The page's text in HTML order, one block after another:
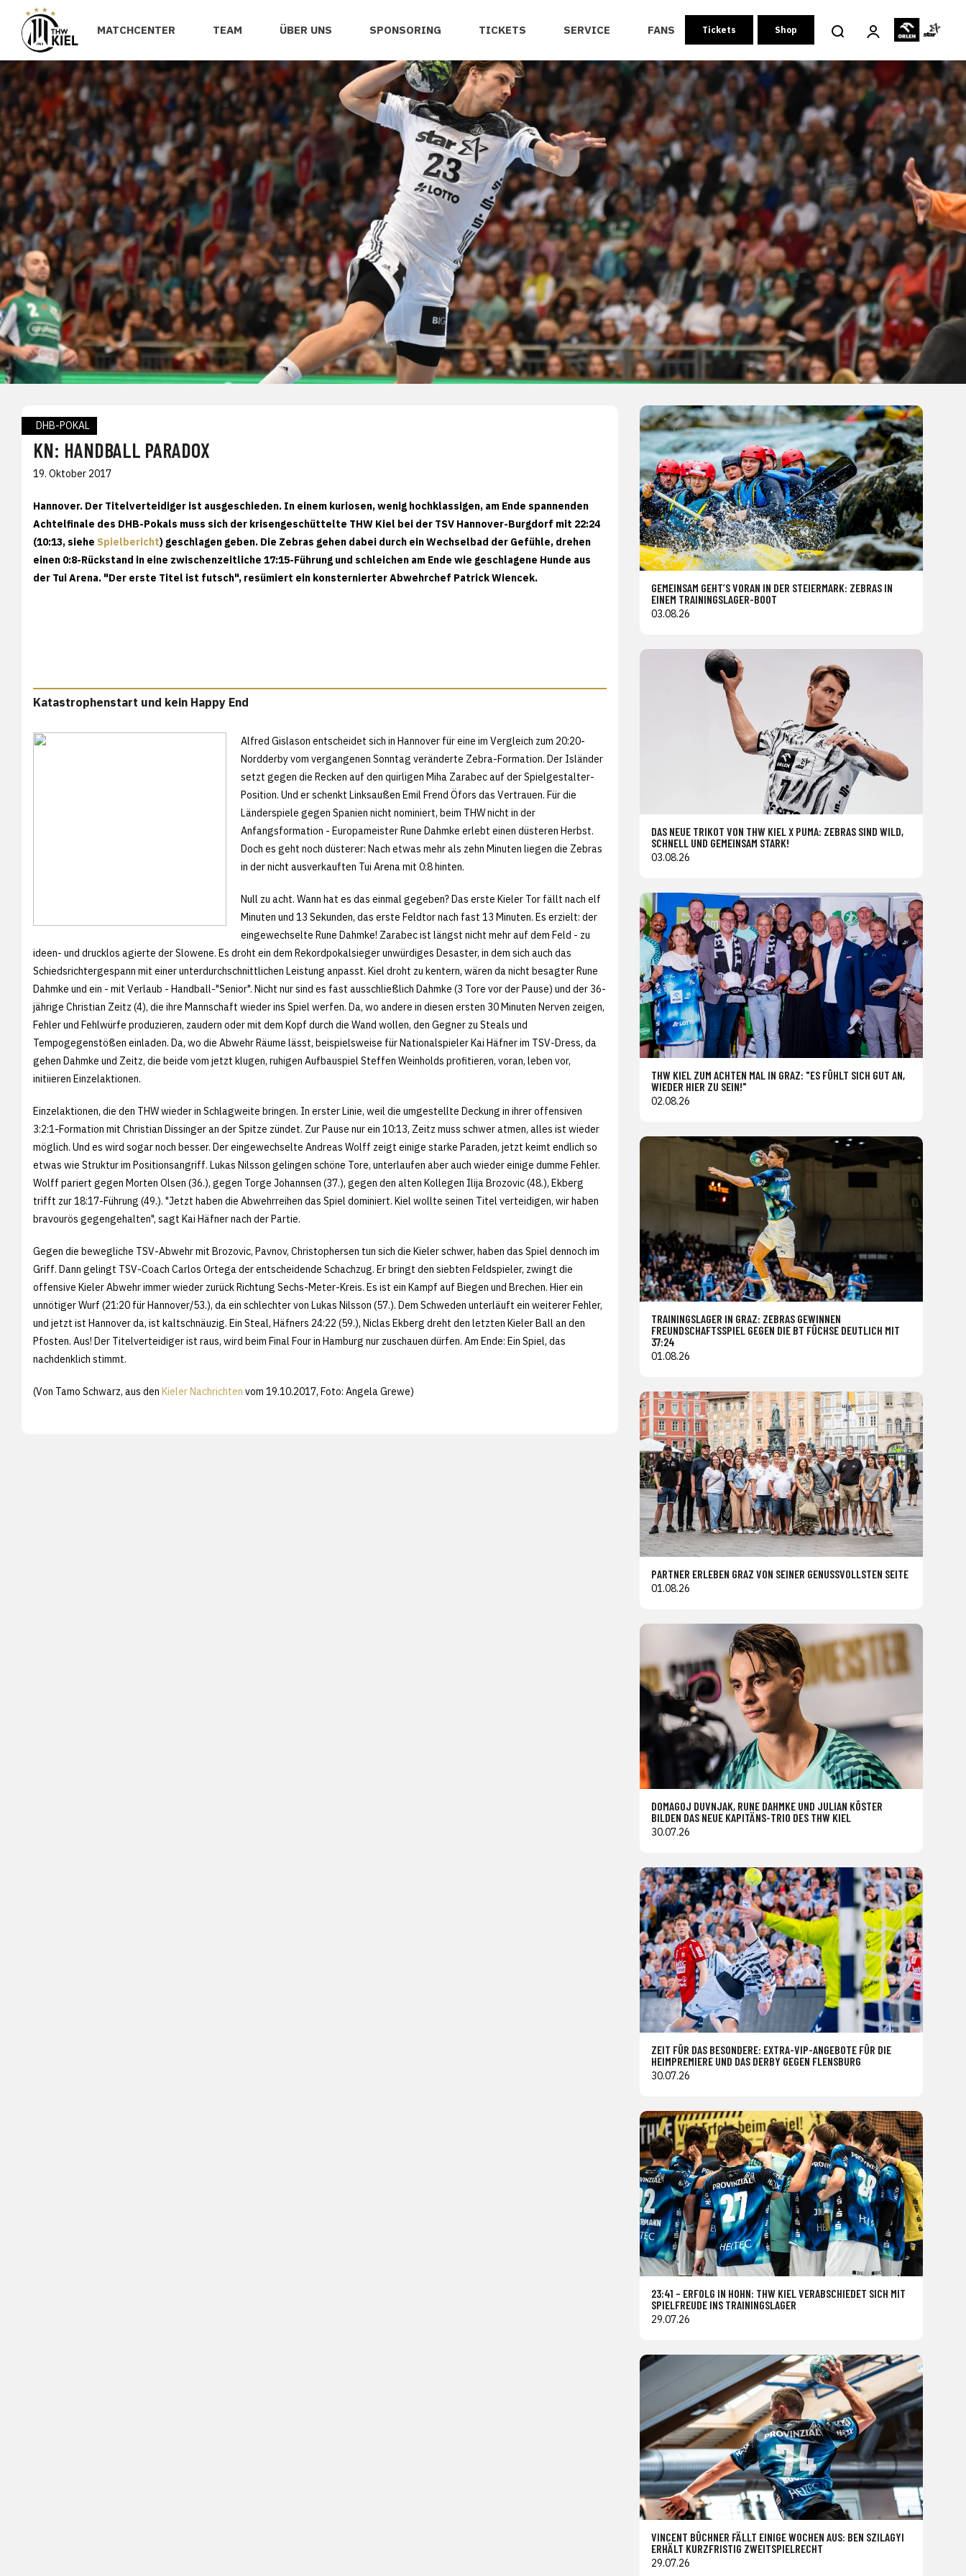
MATCHCENTER TEAM ÜBER UNS SPONSORING TICKETS SERVICE FANS Tickets Shop
DHB-POKAL
KN: HANDBALL PARADOX
19. Oktober 2017
Hannover. Der Titelverteidiger ist ausgeschieden. In einem kuriosen, wenig hochklassigen, am Ende spannenden
Achtelfinale des DHB-Pokals muss sich der krisengeschüttelte THW Kiel bei der TSV Hannover-Burgdorf mit 22:24
(10:13, siehe Spielbericht) geschlagen geben. Die Zebras gehen dabei durch ein Wechselbad der Gefühle, drehen
einen 0:8-Rückstand in eine zwischenzeitliche 17:15-Führung und schleichen am Ende wie geschlagene Hunde aus
der Tui Arena. "Der erste Titel ist futsch", resümiert ein konsternierter Abwehrchef Patrick Wiencek.
Katastrophenstart und kein Happy End
Alfred Gislason entscheidet sich in Hannover für eine im Vergleich zum 20:20-
Nordderby vom vergangenen Sonntag veränderte Zebra-Formation. Der Isländer
setzt gegen die Recken auf den quirligen Miha Zarabec auf der Spielgestalter-
Position. Und er schenkt Linksaußen Emil Frend Öfors das Vertrauen. Für die
Länderspiele gegen Spanien nicht nominiert, beim THW nicht in der
Anfangsformation - Europameister Rune Dahmke erlebt einen düsteren Herbst.
Doch es geht noch düsterer: Nach etwas mehr als zehn Minuten liegen die Zebras
in der nicht ausverkauften Tui Arena mit 0:8 hinten.
Null zu acht. Wann hat es das einmal gegeben? Das erste Kieler Tor fällt nach elf
Minuten und 13 Sekunden, das erste Feldtor nach fast 13 Minuten. Es erzielt: der
eingewechselte Rune Dahmke! Zarabec ist längst nicht mehr auf dem Feld - zu
ideen- und drucklos agierte der Slowene. Es droht ein dem Rekordpokalsieger unwürdiges Desaster, in dem sich auch das
Schiedsrichtergespann mit einer unterdurchschnittlichen Leistung anpasst. Kiel droht zu kentern, wären da nicht besagter Rune
Dahmke und ein - mit Verlaub - Handball-"Senior". Nicht nur sind es fast ausschließlich Dahmke (3 Tore vor der Pause) und der 36-
jährige Christian Zeitz (4), die ihre Mannschaft wieder ins Spiel werfen. Da, wo andere in diesen ersten 30 Minuten Nerven zeigen,
Fehler und Fehlwürfe produzieren, zaudern oder mit dem Kopf durch die Wand wollen, den Gegner zu Steals und
Tempogegenstößen einladen. Da, wo die Abwehr Räume lässt, beispielsweise für Nationalspieler Kai Häfner im TSV-Dress, da
gehen Dahmke und Zeitz, die beide vom jetzt klugen, ruhigen Aufbauspiel Steffen Weinholds profitieren, voran, leben vor,
initiieren Einzelaktionen.
Einzelaktionen, die den THW wieder in Schlagweite bringen. In erster Linie, weil die umgestellte Deckung in ihrer offensiven
3:2:1-Formation mit Christian Dissinger an der Spitze zündet. Zur Pause nur ein 10:13, Zeitz muss schwer atmen, alles ist wieder
möglich. Und es wird sogar noch besser. Der eingewechselte Andreas Wolff zeigt einige starke Paraden, jetzt keimt endlich so
etwas wie Struktur im Positionsangriff. Lukas Nilsson gelingen schöne Tore, unterlaufen aber auch wieder einige dumme Fehler.
Wolff pariert gegen Morten Olsen (36.), gegen Torge Johannsen (37.), gegen den alten Kollegen Ilija Brozovic (48.), Ekberg
trifft zur 18:17-Führung (49.). "Jetzt haben die Abwehrreihen das Spiel dominiert. Kiel wollte seinen Titel verteidigen, wir haben
bravourös gegengehalten", sagt Kai Häfner nach der Partie.
Gegen die bewegliche TSV-Abwehr mit Brozovic, Pavnov, Christophersen tun sich die Kieler schwer, haben das Spiel dennoch im
Griff. Dann gelingt TSV-Coach Carlos Ortega der entscheidende Schachzug. Er bringt den siebten Feldspieler, zwingt die
offensive Kieler Abwehr immer wieder zurück Richtung Sechs-Meter-Kreis. Es ist ein Kampf auf Biegen und Brechen. Hier ein
unnötiger Wurf (21:20 für Hannover/53.), da ein schlechter von Lukas Nilsson (57.). Dem Schweden unterläuft ein weiterer Fehler,
und jetzt ist Hannover da, ist kaltschnäuzig. Ein Steal, Häfners 24:22 (59.), Niclas Ekberg dreht den letzten Kieler Ball an den
Pfosten. Aus! Der Titelverteidiger ist raus, wird beim Final Four in Hamburg nur zuschauen dürfen. Am Ende: Ein Spiel, das
nachdenklich stimmt.
(Von Tamo Schwarz, aus den Kieler Nachrichten vom 19.10.2017, Foto: Angela Grewe)
GEMEINSAM GEHT’S VORAN IN DER STEIERMARK: ZEBRAS IN
EINEM TRAININGSLAGER-BOOT
03.08.26
DAS NEUE TRIKOT VON THW KIEL X PUMA: ZEBRAS SIND WILD,
SCHNELL UND GEMEINSAM STARK!
03.08.26
THW KIEL ZUM ACHTEN MAL IN GRAZ: "ES FÜHLT SICH GUT AN,
WIEDER HIER ZU SEIN!"
02.08.26
TRAININGSLAGER IN GRAZ: ZEBRAS GEWINNEN
FREUNDSCHAFTSSPIEL GEGEN DIE BT FÜCHSE DEUTLICH MIT
37:24
01.08.26
PARTNER ERLEBEN GRAZ VON SEINER GENUSSVOLLSTEN SEITE
01.08.26
DOMAGOJ DUVNJAK, RUNE DAHMKE UND JULIAN KÖSTER
BILDEN DAS NEUE KAPITÄNS-TRIO DES THW KIEL
30.07.26
ZEIT FÜR DAS BESONDERE: EXTRA-VIP-ANGEBOTE FÜR DIE
HEIMPREMIERE UND DAS DERBY GEGEN FLENSBURG
30.07.26
23:41 – ERFOLG IN HOHN: THW KIEL VERABSCHIEDET SICH MIT
SPIELFREUDE INS TRAININGSLAGER
29.07.26
VINCENT BÜCHNER FÄLLT EINIGE WOCHEN AUS: BEN SZILAGYI
ERHÄLT KURZFRISTIG ZWEITSPIELRECHT
29.07.26